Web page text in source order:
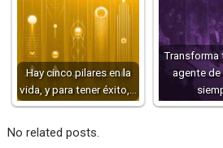
Hay cinco pilares en la
vida, y para tener éxito,…
Transforma
agente
No related posts.